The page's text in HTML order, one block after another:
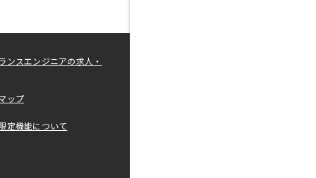
ンスエンジニアの求人・
ップ
定機能について